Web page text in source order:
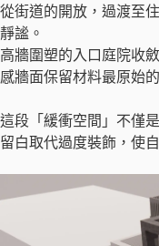
從街道的開放，過渡至
靜謐。
高牆圍塑的入口庭院收
感牆面保留材料最原始
這段「緩衝空間」不僅
留白取代過度裝飾，使